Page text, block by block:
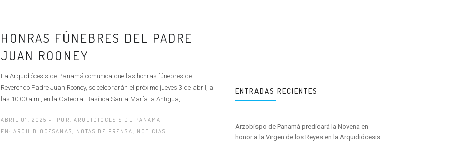
HONRAS FÚNEBRES DEL PADRE
JUAN ROONEY
La Arquidiócesis de Panamá comunica que las honras fúnebres del
Reverendo Padre Juan Rooney, se celebrarán el próximo jueves 3 de abril, a
las 10:00 a.m., en la Catedral Basílica Santa María la Antigua,...
ABRIL 01, 2025 - POR: ARQUIDIÓCESIS DE PANAMÁ
EN: ARQUIDIOCESANAS, NOTAS DE PRENSA, NOTICIAS
ENTRADAS RECIENTES
Arzobispo de Panamá predicará la Novena en
honor a la Virgen de los Reyes en la Arquidiócesis